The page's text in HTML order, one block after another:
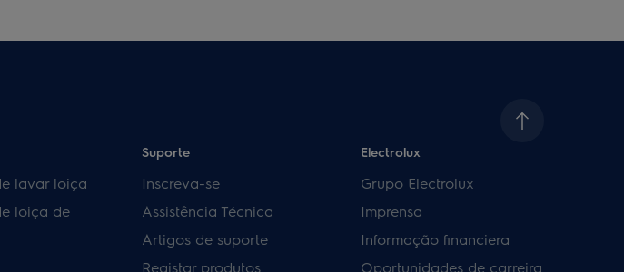
lavar loiça
loiça de
Suporte
Inscreva-se
Assistência Técnica
Artigos de suporte
Registar produtos
Electrolux
Grupo Electrolux
Imprensa
Informação financiera
Oportunidades de carreira